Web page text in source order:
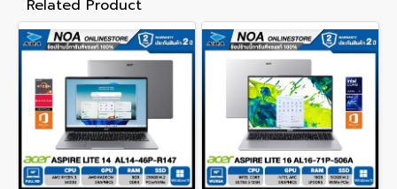
Related Product